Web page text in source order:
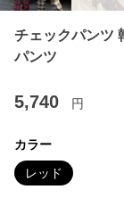
チェックパンツ
パンツ
5,740 円
カラー
レッド